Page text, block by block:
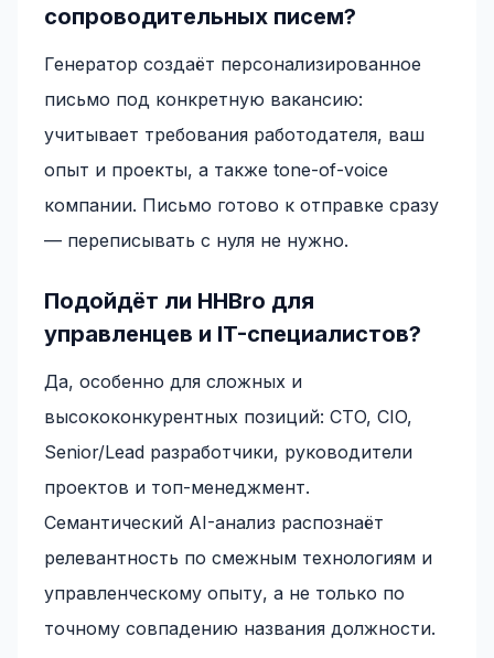
сопроводительных писем?
Генератор создаёт персонализированное
письмо под конкретную вакансию:
учитывает требования работодателя, ваш
опыт и проекты, а также tone-of-voice
компании. Письмо готово к отправке сразу
— переписывать с нуля не нужно.
Подойдёт ли HHBro для
управленцев и IT-специалистов?
Да, особенно для сложных и
высококонкурентных позиций: CTO, CIO,
Senior/Lead разработчики, руководители
проектов и топ-менеджмент.
Семантический AI-анализ распознаёт
релевантность по смежным технологиям и
управленческому опыту, а не только по
точному совпадению названия должности.